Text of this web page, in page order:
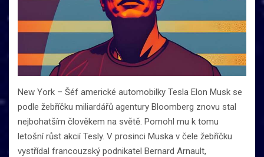
New York – Šéf americké automobilky Tesla Elon Musk se
podle žebříčku miliardářů agentury Bloomberg znovu stal
nejbohatším člověkem na světě. Pomohl mu k tomu
letošní růst akcií Tesly. V prosinci Muska v čele žebříčku
vystřídal francouzský podnikatel Bernard Arnault,